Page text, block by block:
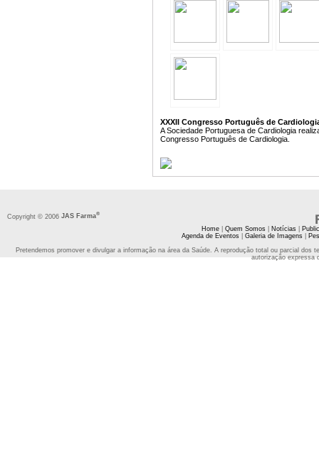
XXXII Congresso Português de
A Sociedade Portuguesa de Cardiologia
Congresso Português de Cardiologia.
Copyright © 2006 JAS Farma®
Home| Quem Somos| Notícias|
Agenda de Eventos| Galeria de Imagens|
Pretendemos promover e divulgar a informação na área da Saúde. A reprodução total ou parcial
autorização expressa